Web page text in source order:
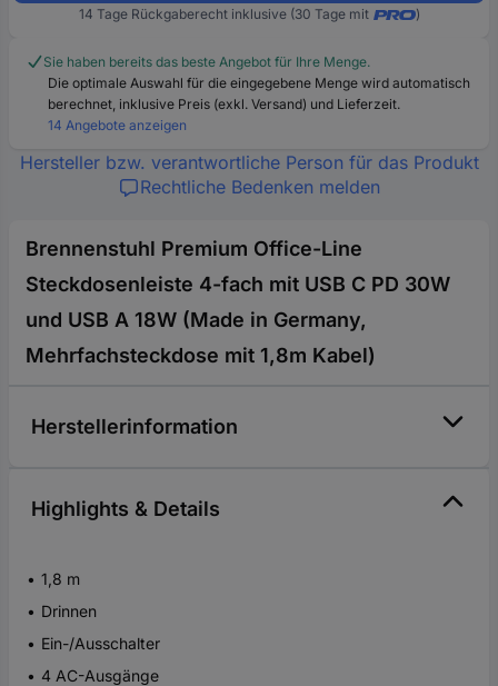
14 Tage Rückgaberecht inklusive (30 Tage mit )
Sie haben bereits das beste Angebot für Ihre Menge.
Die optimale Auswahl für die eingegebene Menge wird automatisch
berechnet, inklusive Preis (exkl. Versand) und Lieferzeit.
14 Angebote anzeigen
Hersteller bzw. verantwortliche Person für das Produkt
Rechtliche Bedenken melden
Brennenstuhl Premium Office-Line
Steckdosenleiste 4-fach mit USB C PD 30W
und USB A 18W (Made in Germany,
Mehrfachsteckdose mit 1,8m Kabel)
Herstellerinformation
Highlights & Details
1,8 m
Drinnen
Ein-/Ausschalter
4 AC-Ausgänge